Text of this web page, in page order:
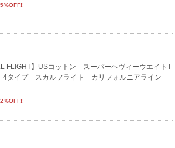
FLIGHT】USコットン スーパーヘヴィーウエイトT
タイプ スカルフライト カリフォルニアライン